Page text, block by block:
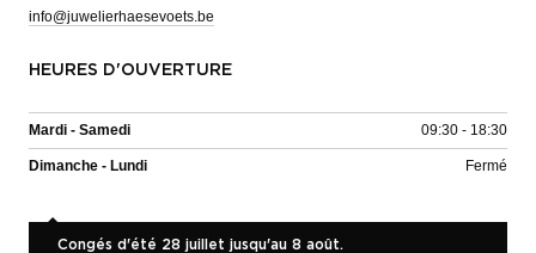
info@juwelierhaesevoets.be
HEURES D'OUVERTURE
Mardi - Samedi 09:30 - 18:30
Dimanche - Lundi Fermé
Congés d'été 28 juillet jusqu'au 8 août.